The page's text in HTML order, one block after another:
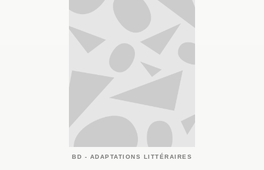
BD - ADAPTATIONS LITTÉRAIRES